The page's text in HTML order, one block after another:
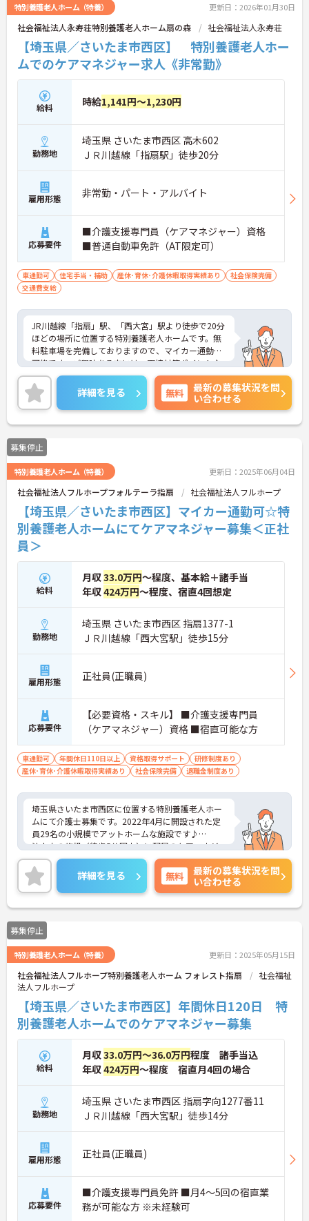
特別養護老人ホーム（特養） 更新日：2026年01月30日
社会福祉法人永寿荘特別養護老人ホーム扇の森 社会福祉法人永寿荘
【埼玉県／さいたま市西区】 特別養護老人ホー
ムでのケアマネジャー求人《非常勤》
給料 時給1,141円～1,230円
勤務地
埼玉県 さいたま市西区 高木602
ＪＲ川越線「指扇駅」徒歩20分
雇用形態 非常勤・パート・アルバイト
応募要件
■介護支援専門員（ケアマネジャー）資格
■普通自動車免許（AT限定可）
車通勤可 住宅手当・補助 産休･育休･介護休暇取得実績あり
社会保険完備
交通費支給
JR川越線「指扇」駅、「西大宮」駅より徒歩で20分
ほどの場所に位置する特別養護老人ホームです。無
料駐車場を完備しておりますので、マイカー通勤も
可能です。ご興味ある方には、面接対策ポイントな
ど、さらに詳細をお話しいたしますのでお気軽にご
相談ください。詳細を見る 無料
最新の募集状況を問
い合わせる
募集停止
特別養護老人ホーム（特養） 更新日：2025年06月04日
社会福祉法人フルホープフォルテーラ指扇 社会福祉法人フルホープ
【埼玉県／さいたま市西区】マイカー通勤可☆特
別養護老人ホームにてケアマネジャー募集＜正社
員＞
給料
月収33.0万円～程度、基本給＋諸手当
年収424万円～程度、宿直4回想定
勤務地
埼玉県 さいたま市西区 指扇1377-1
ＪＲ川越線「西大宮駅」徒歩15分
雇用形態 正社員(正職員)
応募要件
【必要資格・スキル】 ■介護支援専門員
（ケアマネジャー）資格 ■宿直可能な方
車通勤可 年間休日110日以上 資格取得サポート
研修制度あり
産休･育休･介護休暇取得実績あり
社会保険完備 退職金制度あり
埼玉県さいたま市西区に位置する特別養護老人ホー
ムにて介護士募集です。2022年4月に開設された定
員29名の小規模でアットホームな施設です♪
法人内の施設（徒歩5分圏内）に配属のケアマネジ
ャーと協業していきますので、悩みの相談や情報交
換をしながら働いていくことができます。
ご興味のある方には、面接対策ポイントなど、さら
に詳細をお話いたしますので、お気軽にご相談くだ
さい。
詳細を見る 無料
最新の募集状況を問
い合わせる
募集停止
特別養護老人ホーム（特養） 更新日：2025年05月15日
社会福祉法人フルホープ特別養護老人ホーム フォレスト指扇
社会福祉
法人フルホープ
【埼玉県／さいたま市西区】年間休日120日 特
別養護老人ホームでのケアマネジャー募集
給料
月収33.0万円～36.0万円程度 諸手当込
年収424万円～程度 宿直月4回の場合
勤務地
埼玉県 さいたま市西区 指扇字向1277番11
ＪＲ川越線「西大宮駅」徒歩14分
雇用形態 正社員(正職員)
応募要件
■介護支援専門員免許 ■月4～5回の宿直業
務が可能な方 ※未経験可